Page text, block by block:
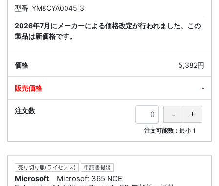
型番 YM8CYA0045_3
2026年7月にメーカーによる価格改定が行われました、この
製品は新価格です。
5,382円
-
注文可能数：最小 1
売り切り版(ライセンス) 申請書提出
Microsoft
Microsoft 365 NCE